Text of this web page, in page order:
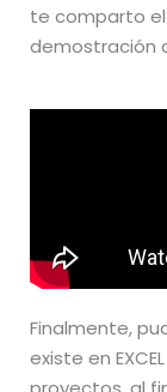
te comparto
demostración
Finalmente,
existe en